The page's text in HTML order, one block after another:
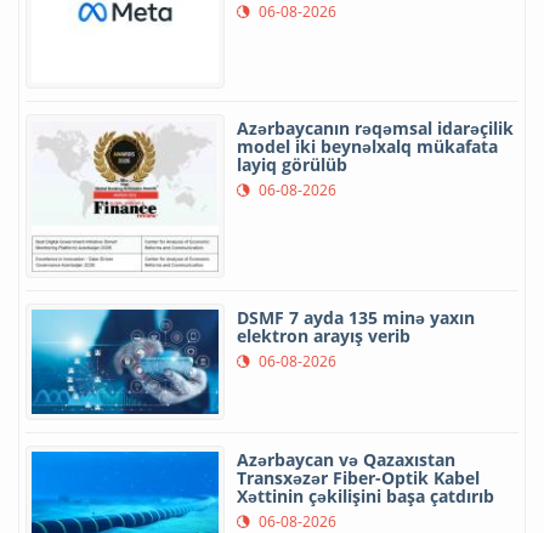
06-08-2026
Azərbaycanın rəqəmsal idarəçilik
model iki beynəlxalq mükafata
layiq görülüb
06-08-2026
DSMF 7 ayda 135 minə yaxın
elektron arayış verib
06-08-2026
Azərbaycan və Qazaxıstan
Transxəzər Fiber-Optik Kabel
Xəttinin çəkilişini başa çatdırıb
06-08-2026